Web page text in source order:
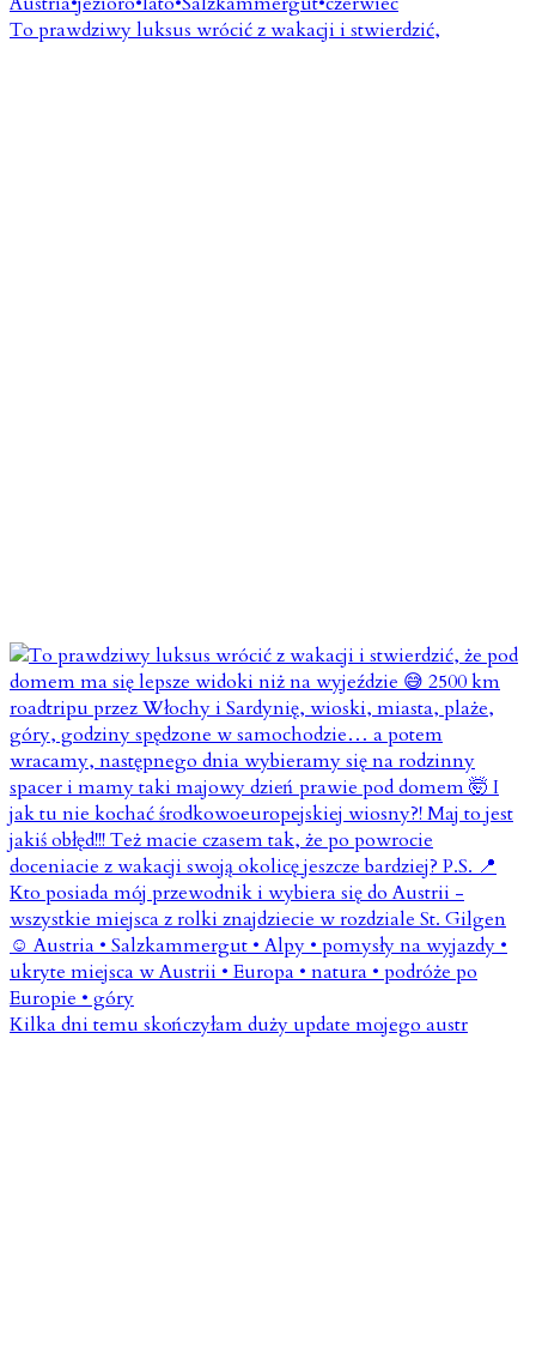
To prawdziwy luksus wrócić z wakacji i stwierdzić,
Kilka dni temu skończyłam duży update mojego austr